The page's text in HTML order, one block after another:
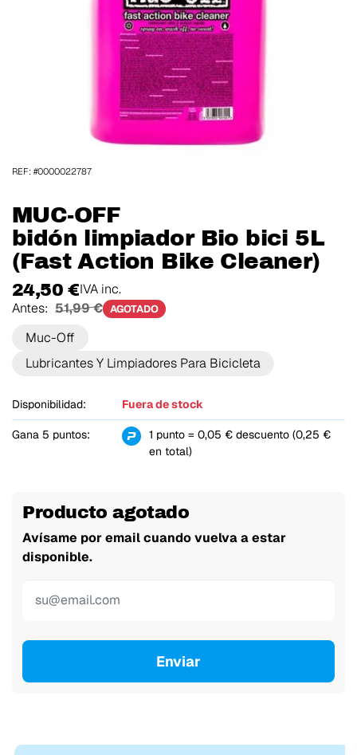
MUC-OFF
bidón limpiador Bio bici 5L
(Fast Action Bike Cleaner)
24,50 €IVA inc.
Antes: 51,99 € AGOTADO
Muc-Off
Lubricantes Y Limpiadores Para Bicicleta
Disponibilidad: Fuera de stock
Gana 5 puntos:
1 punto = 0,05 € descuento (0,25 €
en total)
Producto agotado
Avísame por email cuando vuelva a estar
disponible.
Enviar
REF: #0000022787